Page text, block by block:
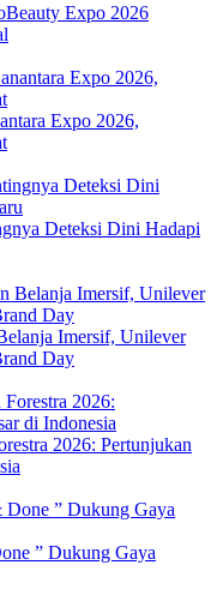
Expo 2026
Expo 2026,
Deteksi Dini Hadapi
Imersif, Unilever
Day
2026: Pertunjukan
” Dukung Gaya